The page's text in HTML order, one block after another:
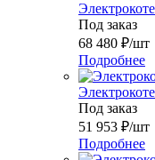
Под заказ
68 480 ₽/шт
Подробнее
Под заказ
51 953 ₽/шт
Подробнее